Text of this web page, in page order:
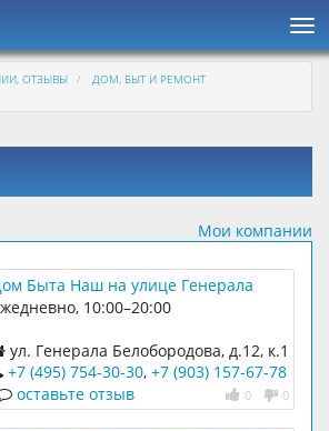
ОТЗЫВЫ
ДОМ, БЫТ И РЕМОНТ
Мои компании
Быта Наш на улице Генерала
10:00–20:00
ул. Генерала Белобородова, д.12, к.1
этаж
+7 (495) 754-30-30, +7 (903) 157-67-78
0 0
оставьте отзыв